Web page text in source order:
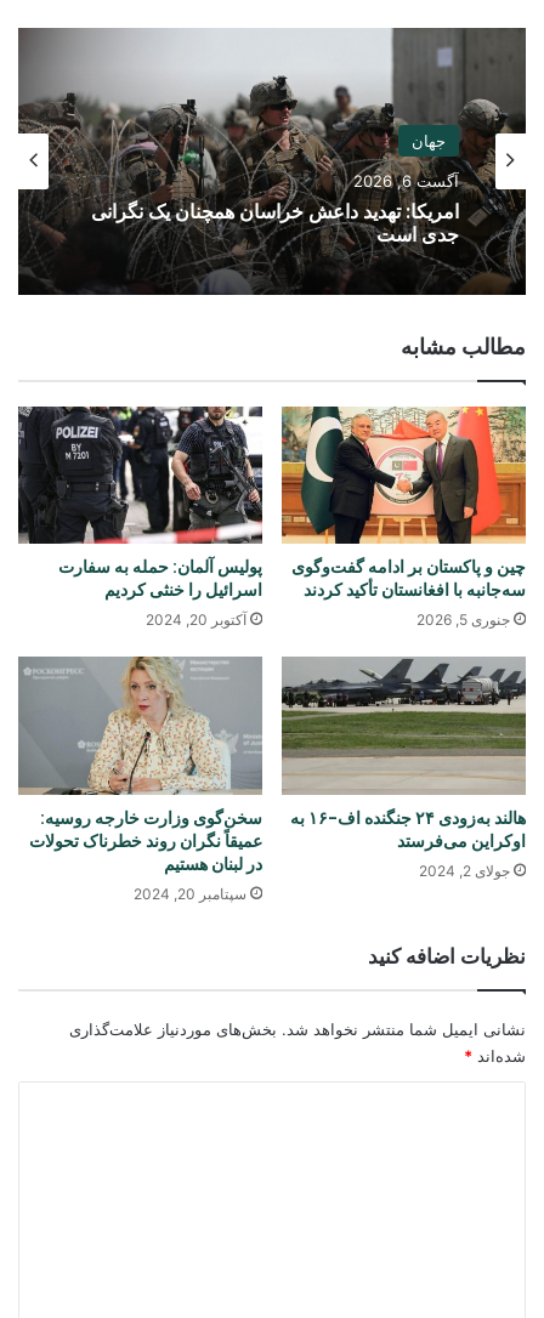
جهان
آگست 6, 2026
امریکا: تهدید داعش خراسان همچنان یک نگرانی
جدی است
مطالب مشابه
چین و پاکستان بر ادامه گفت‌وگوی
سه‌جانبه با افغانستان تأکید کردند
جنوری 5, 2026
پولیس آلمان: حمله به سفارت
اسرائیل را خنثی کردیم
آکتوبر 20, 2024
هالند به‌زودی ۲۴ جنگنده اف-۱۶ به
اوکراین می‌فرستد
جولای 2, 2024
سخن‌گوی وزارت خارجه روسیه:
عمیقاً نگران روند خطرناک تحولات
در لبنان هستیم
سپتامبر 20, 2024
نظریات اضافه کنید
نشانی ایمیل شما منتشر نخواهد شد. بخش‌های موردنیاز علامت‌گذاری
شده‌اند *